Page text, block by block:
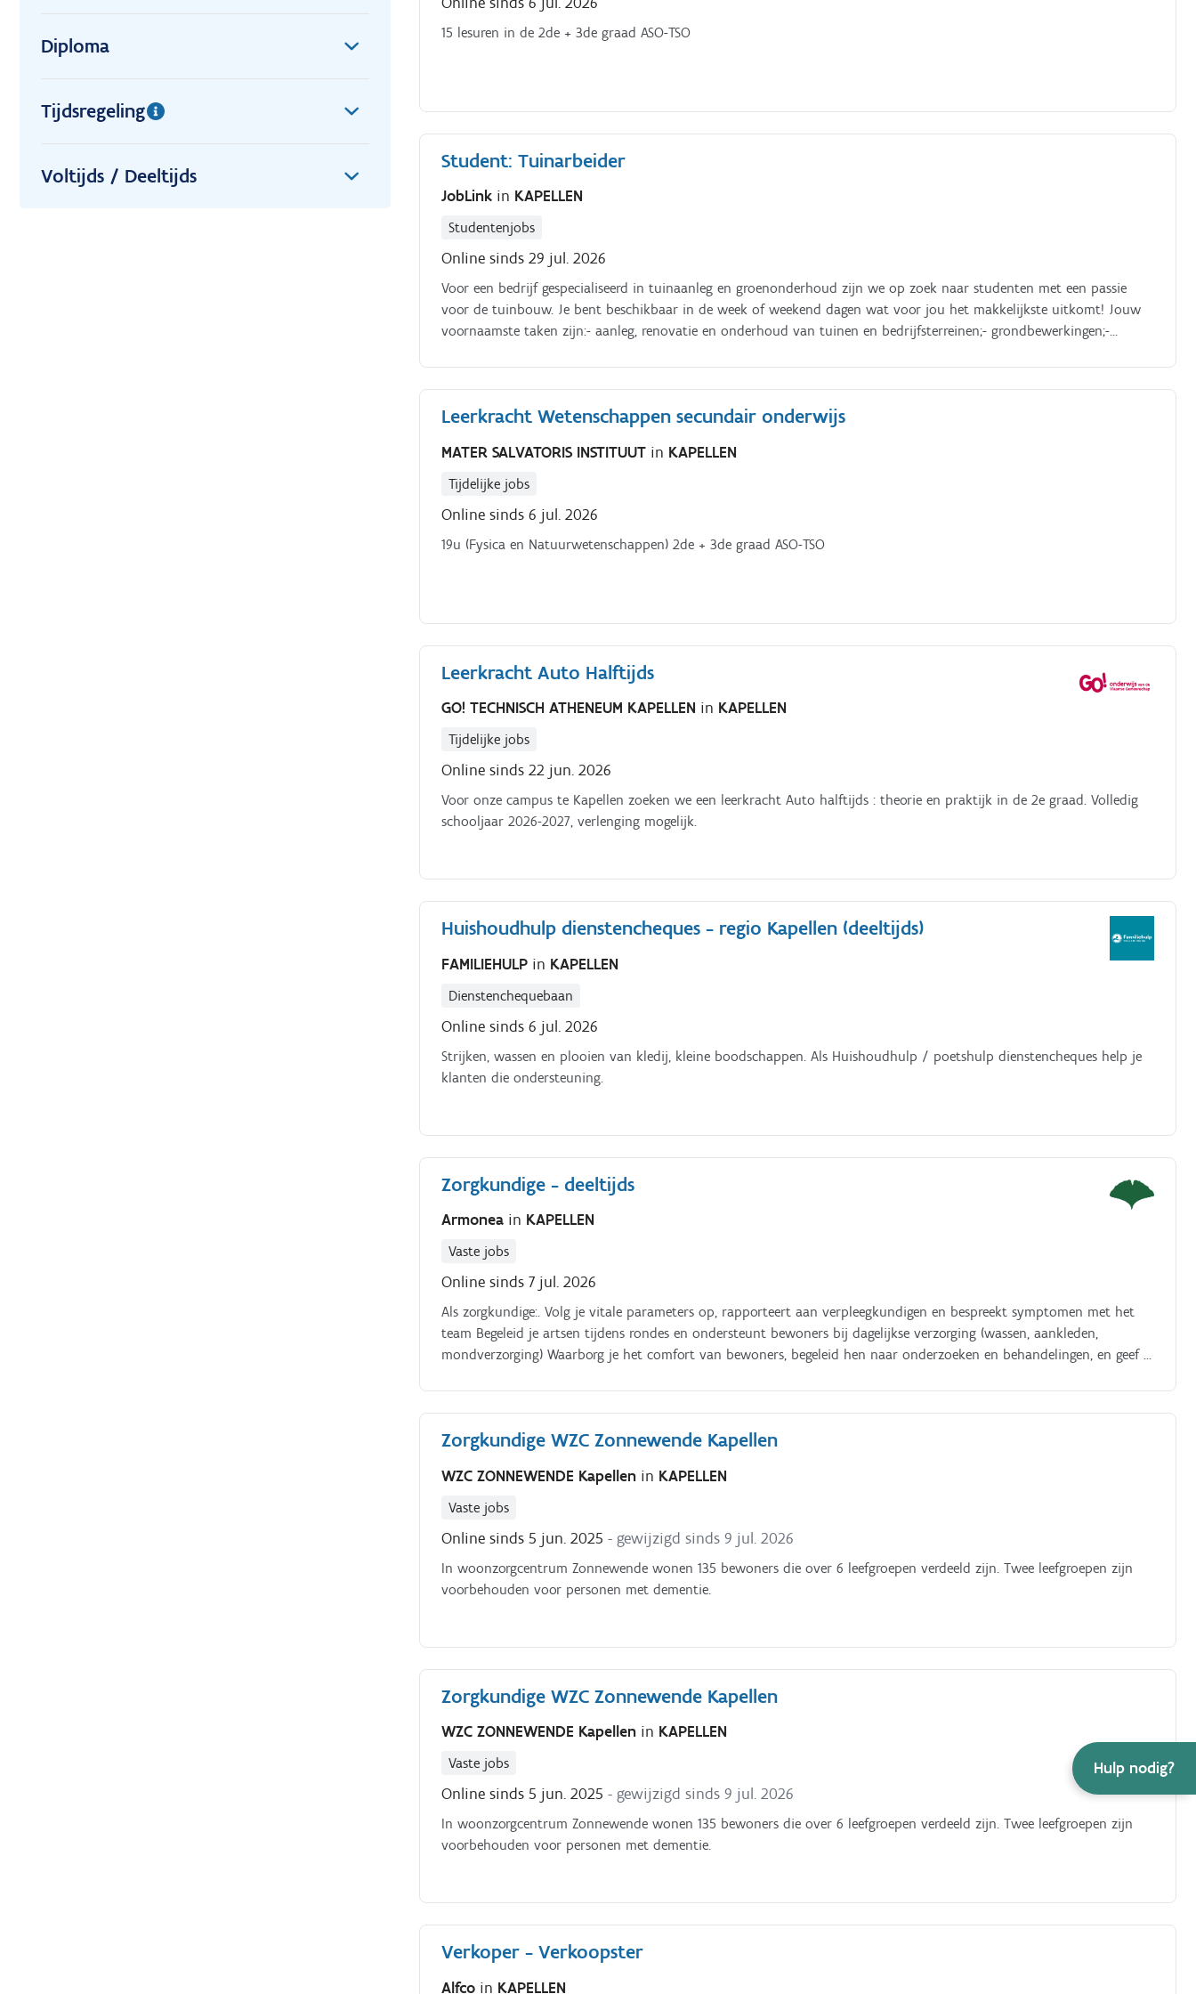
Hulp nodig?
Diploma
Tijdsregeling
Voltijds / Deeltijds
15 lesuren in de 2de + 3de graad ASO-TSO
Student: Tuinarbeider
JobLink in KAPELLEN
Studentenjobs
Online sinds 29 jul. 2026
Voor een bedrijf gespecialiseerd in tuinaanleg en groenonderhoud zijn we op zoek naar studenten met een passie
voor de tuinbouw. Je bent beschikbaar in de week of weekend dagen wat voor jou het makkelijkste uitkomt! Jouw
voornaamste taken zijn:- aanleg, renovatie en onderhoud van tuinen en bedrijfsterreinen;- grondbewerkingen;-
Leerkracht Wetenschappen secundair onderwijs
MATER SALVATORIS INSTITUUT in KAPELLEN
Tijdelijke jobs
Online sinds 6 jul. 2026
19u (Fysica en Natuurwetenschappen) 2de + 3de graad ASO-TSO
Leerkracht Auto Halftijds
GO! TECHNISCH ATHENEUM KAPELLEN in KAPELLEN
Tijdelijke jobs
Online sinds 22 jun. 2026
Voor onze campus te Kapellen zoeken we een leerkracht Auto halftijds : theorie en praktijk in de 2e graad. Volledig
schooljaar 2026-2027, verlenging mogelijk.
Huishoudhulp dienstencheques - regio Kapellen (deeltijds)
FAMILIEHULP in KAPELLEN
Dienstenchequebaan
Online sinds 6 jul. 2026
Strijken, wassen en plooien van kledij, kleine boodschappen. Als Huishoudhulp / poetshulp dienstencheques help je
klanten die ondersteuning.
Zorgkundige - deeltijds
Armonea in KAPELLEN
Vaste jobs
Online sinds 7 jul. 2026
Als zorgkundige:. Volg je vitale parameters op, rapporteert aan verpleegkundigen en bespreekt symptomen met het
team Begeleid je artsen tijdens rondes en ondersteunt bewoners bij dagelijkse verzorging (wassen, aankleden,
mondverzorging) Waarborg je het comfort van bewoners, begeleid hen naar onderzoeken en behandelingen, en geef je
in moeilijke momenten Neemt deel aan groepsactiviteiten, bevordert een positieve leefomgeving en voert
administratieve taken uit
Zorgkundige WZC Zonnewende Kapellen
WZC ZONNEWENDE Kapellen in KAPELLEN
Vaste jobs
Online sinds 5 jun. 2025 - gewijzigd sinds 9 jul. 2026
In woonzorgcentrum Zonnewende wonen 135 bewoners die over 6 leefgroepen verdeeld zijn. Twee leefgroepen zijn
voorbehouden voor personen met dementie.
Zorgkundige WZC Zonnewende Kapellen
WZC ZONNEWENDE Kapellen in KAPELLEN
Vaste jobs
Online sinds 5 jun. 2025 - gewijzigd sinds 9 jul. 2026
In woonzorgcentrum Zonnewende wonen 135 bewoners die over 6 leefgroepen verdeeld zijn. Twee leefgroepen zijn
voorbehouden voor personen met dementie.
Verkoper - Verkoopster
Alfco in KAPELLEN